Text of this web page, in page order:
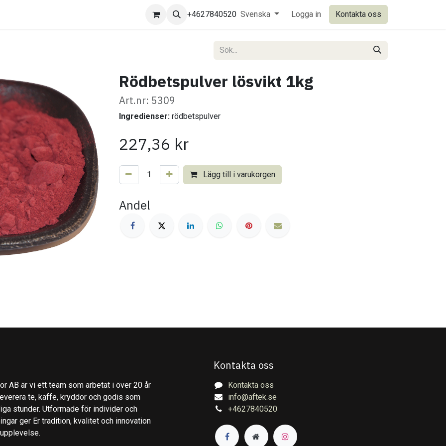
+4627840520 Svenska Logga in Kontakta oss
Rödbetspulver lösvikt 1kg
Art.nr: 5309
Ingredienser: rödbetspulver
227,36 kr
Lägg till i varukorgen
Andel
AB är vi ett team som arbetat i över 20 år
te, kaffe, kryddor och godis som
stunder. Utformade för individer och
ger Er tradition, kvalitet och innovation
Kontakta oss
Kontakta oss
info@aftek.se
+4627840520